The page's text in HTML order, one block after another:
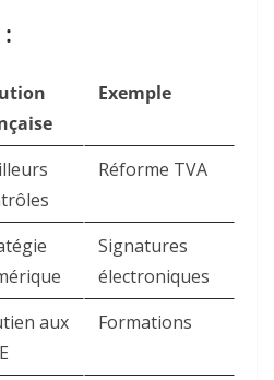
Exemple
Réforme TVA
Signatures
électroniques
aux
Formations